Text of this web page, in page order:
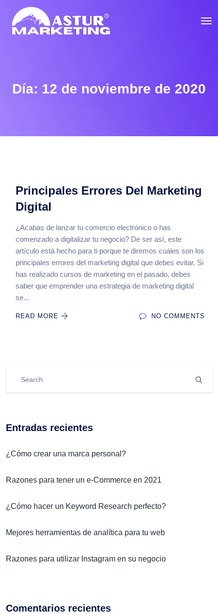
Día: 12 de noviembre de 2020
Principales Errores Del Marketing
Digital
¿Acabas de lanzar tu comercio electrónico o has
comenzado a digitalizar tu negocio? De ser así, este
artículo está hecho para ti porque te diremos cuáles son los
principales errores del marketing digital que debes evitar. Si
has realizado cursos de marketing en el pasado, debes
saber que emprender una estrategia de marketing digital
se...
READ MORE NO COMMENTS
Entradas recientes
¿Cómo crear una marca personal?
Razones para tener un e-Commerce en 2021
¿Cómo hacer un Keyword Research perfecto?
Mejores herramientas de analítica para tu web
Razones para utilizar Instagram en su negocio
Comentarios recientes